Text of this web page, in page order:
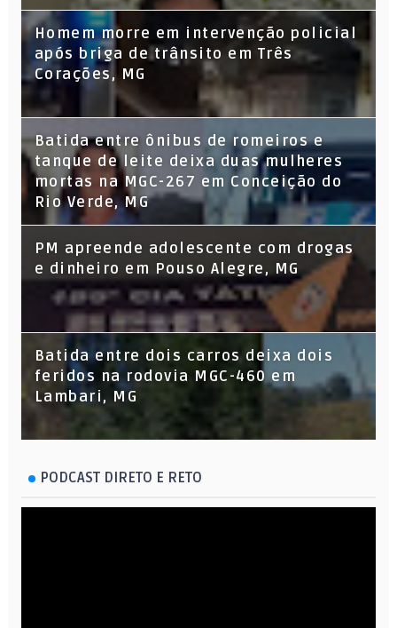
Homem morre em intervenção policial
após briga de trânsito em Três
Corações, MG
Batida entre ônibus de romeiros e
tanque de leite deixa duas mulheres
mortas na MGC-267 em Conceição do
Rio Verde, MG
PM apreende adolescente com drogas
e dinheiro em Pouso Alegre, MG
Batida entre dois carros deixa dois
feridos na rodovia MGC-460 em
Lambari, MG
PODCAST DIRETO E RETO